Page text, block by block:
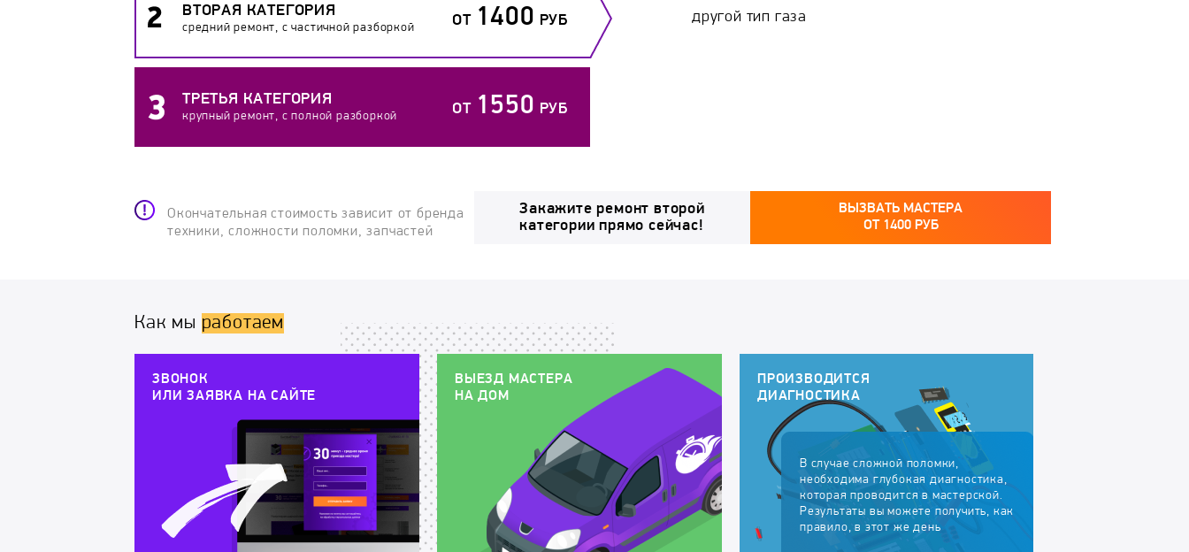
ВТОРАЯ КАТЕГОРИЯ
средний ремонт, с частичной разборкой ОТ 1400 РУБ
ТРЕТЬЯ КАТЕГОРИЯ
крупный ремонт, с полной разборкой ОТ 1550 РУБ
другой тип газа
Закажите ремонт второй
категории прямо сейчас!
ВЫЗВАТЬ МАСТЕРА
ОТ 1400РУБ
Окончательная стоимость зависит от бренда
техники, сложности поломки, запчастей
Как мы работаем
ЗВОНОК
ИЛИ ЗАЯВКА НА САЙТЕ
ВЫЕЗД МАСТЕРА
НА ДОМ
ПРОИЗВОДИТСЯ
ДИАГНОСТИКА
В случае сложной поломки,
необходима глубокая диагностика,
которая проводится в мастерской.
Результаты вы можете получить, как
правило, в этот же день